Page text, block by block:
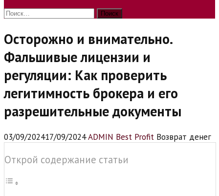
Найти:
Осторожно и внимательно.
Фальшивые лицензии и
регуляции: Как проверить
легитимность брокера и его
разрешительные документы
03/09/202417/09/2024ADMIN Best Profit Возврат денег
Открой содержание статьи